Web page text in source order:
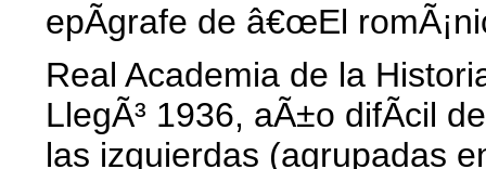
epÃ­grafe de â€œEl
Real Academia de la
LlegÃ³ 1936, aÃ±o difÃ­cil
las izquierdas (agrupadas